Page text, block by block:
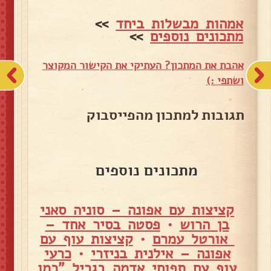
אמהות מבשלות ביחד >>
מתכונים נוספים>>
אהבת את המתכון? העתיקי את הקישור המקוצר
ושתפי :)
תגובות למתכון מהפייסבוק
מתכונים נוספים
קציצות עם אפונה – סוניה סאני
בן הרוש • פסטה בסיר אחד –
אורטל עמרם •קציצות עוף עם
אפונה – אילנית בניזרי •כרעי